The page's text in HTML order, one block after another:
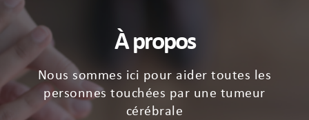
À propos
Nous sommes ici pour aider toutes les
personnes touchées par une tumeur
cérébrale